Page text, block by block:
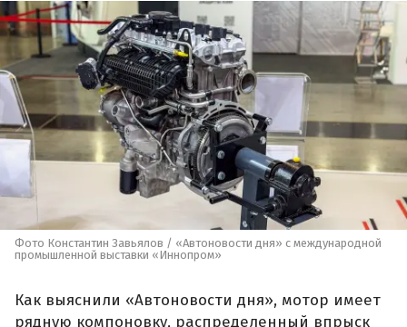
Фото Константин Завьялов / «Автоновости дня» с международной
промышленной выставки «Иннопром»
Как выяснили «Автоновости дня», мотор имеет
рядную компоновку, распределенный впрыск